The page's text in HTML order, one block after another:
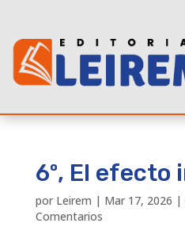
6º, El efecto
por Leirem | Mar 17, 2026 |
Comentarios